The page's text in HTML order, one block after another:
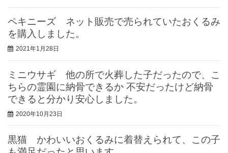
ペキニーズ ネット販売で売られていたおくるみ
を購入しました。
2021年1月28日
ミニウサギ 他の所で火葬した子だったので、こ
ちらの霊園に納骨できるか 不安だったけど納骨
できると分かり安心しました。
2020年10月23日
黒猫 かわいいおくるみに着替えられて、この子